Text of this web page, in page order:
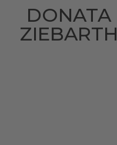
DONATA
ZIEBARTH